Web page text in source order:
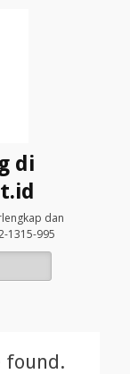
di
dan
1315-995
found.